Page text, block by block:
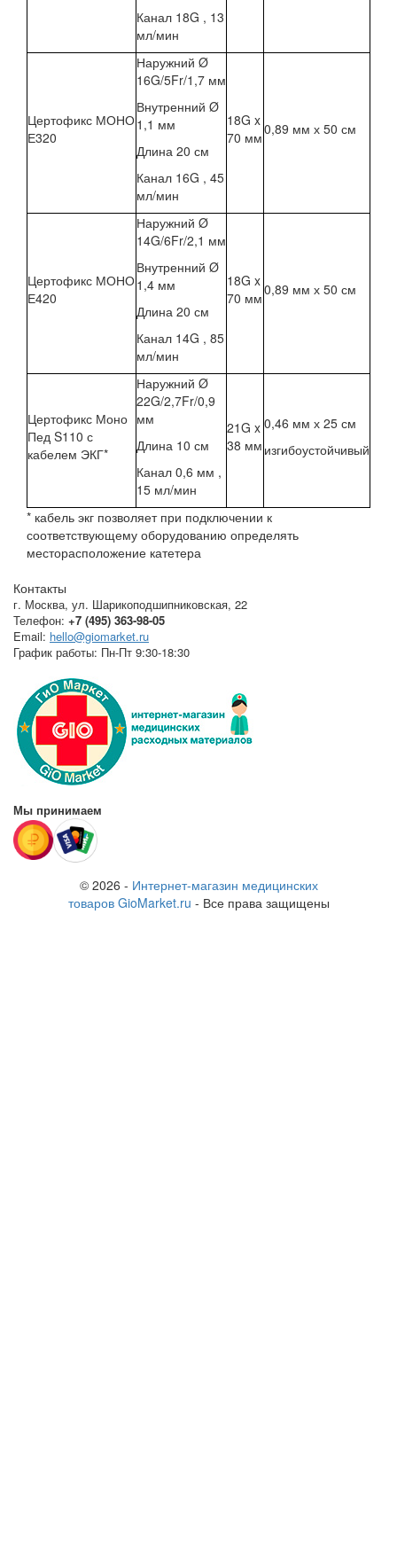
Канал 18G , 13
мл/мин
Цертофикс МОНО
Е320
Наружний Ø
16G/5Fr/1,7 мм
Внутренний Ø
1,1 мм
Длина 20 см
Канал 16G , 45
мл/мин
18G x
70 мм0,89 мм х 50 см
Цертофикс МОНО
Е420
Наружний Ø
14G/6Fr/2,1 мм
Внутренний Ø
1,4 мм
Длина 20 см
Канал 14G , 85
мл/мин
18G x
70 мм0,89 мм х 50 см
Цертофикс Моно
Пед S110 с
кабелем ЭКГ*
Наружний Ø
22G/2,7Fr/0,9
мм
Длина 10 см
Канал 0,6 мм ,
15 мл/мин
21G x
38 мм
0,46 мм х 25 см
изгибоустойчивый
* кабель экг позволяет при подключении к
соответствующему оборудованию определять
месторасположение катетера
Контакты
г. Москва, ул. Шарикоподшипниковская, 22
Телефон: +7 (495) 363-98-05
Email: hello@giomarket.ru
График работы: Пн-Пт 9:30-18:30
Мы принимаем
© 2026 - Интернет-магазин медицинских
товаров GioMarket.ru - Все права защищены